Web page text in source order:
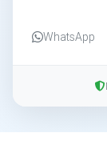
WhatsApp